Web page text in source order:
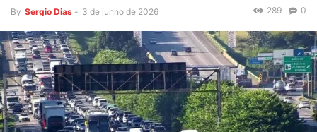
By Sergio Dias - 3 de junho de 2026 0
289